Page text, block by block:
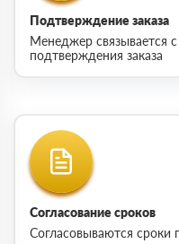
Подтверждение заказа
Менеджер связывается
подтверждения заказа
Согласование сроков
Согласовываются сроки